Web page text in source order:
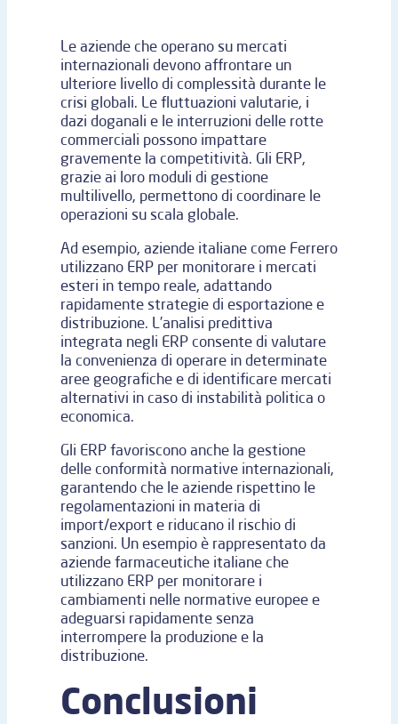
Le aziende che operano su mercati
internazionali devono affrontare un
ulteriore livello di complessità durante le
crisi globali. Le fluttuazioni valutarie, i
dazi doganali e le interruzioni delle rotte
commerciali possono impattare
gravemente la competitività. Gli ERP,
grazie ai loro moduli di gestione
multilivello, permettono di coordinare le
operazioni su scala globale.
Ad esempio, aziende italiane come Ferrero
utilizzano ERP per monitorare i mercati
esteri in tempo reale, adattando
rapidamente strategie di esportazione e
distribuzione. L’analisi predittiva
integrata negli ERP consente di valutare
la convenienza di operare in determinate
aree geografiche e di identificare mercati
alternativi in caso di instabilità politica o
economica.
Gli ERP favoriscono anche la gestione
delle conformità normative internazionali,
garantendo che le aziende rispettino le
regolamentazioni in materia di
import/export e riducano il rischio di
sanzioni. Un esempio è rappresentato da
aziende farmaceutiche italiane che
utilizzano ERP per monitorare i
cambiamenti nelle normative europee e
adeguarsi rapidamente senza
interrompere la produzione e la
distribuzione.
Conclusioni